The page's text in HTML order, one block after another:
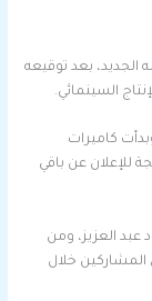
الجديد، بعد توقيعه
السينمائي.
كاميرات
للإعلان عن باقي
العزيز، ومن
خلال